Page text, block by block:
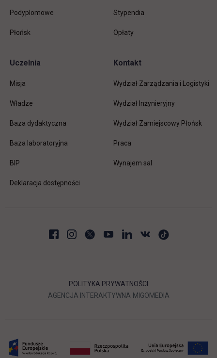
Podyplomowe
Płońsk
Stypendia
Opłaty
Uczelnia
Misja
Władze
Baza dydaktyczna
Baza laboratoryjna
BIP
Deklaracja dostępności
Kontakt
Wydział Zarządzania i Logistyki
Wydział Inżynieryjny
Wydział Zamiejscowy Płońsk
Praca
Wynajem sal
POLITYKA PRYWATNOŚCI
AGENCJA INTERAKTYWNA LINK OTWIERA SIĘ W
MIGOMEDIA